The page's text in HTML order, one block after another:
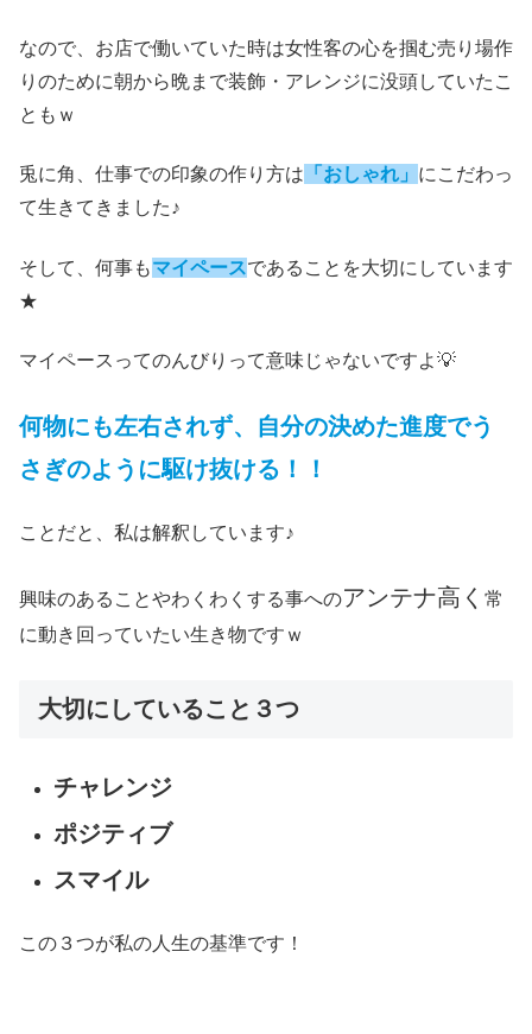
なので、お店で働いていた時は女性客の心を掴む売り場作
りのために朝から晩まで装飾・アレンジに没頭していたこ
ともｗ
兎に角、仕事での印象の作り方は 「おしゃれ」 にこだわっ
て生きてきました♪
そして、何事もマイペースであることを大切にしています
★
マイペースってのんびりって意味じゃないですよ💡
何物にも左右されず、自分の決めた進度でう
さぎのように駆け抜ける！！
ことだと、私は解釈しています♪
興味のあることやわくわくする事へのアンテナ高く 常
に動き回っていたい生き物ですｗ
大切にしていること３つ
チャレンジ
ポジティブ
スマイル
この３つが私の人生の基準です！